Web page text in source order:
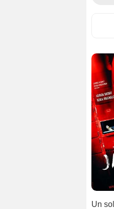
Un